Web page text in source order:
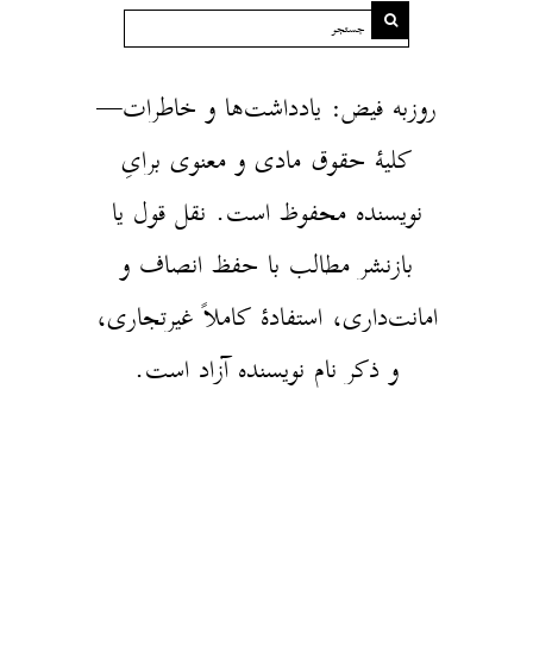
روزبه فیض: یادداشت‌ها و خاطرات—
کلیهٔ حقوق مادی و معنوی برایِ
نویسنده محفوظ است. نقل قول یا
بازنشر مطالب با حفظ انصاف و
امانت‌داری، استفادهٔ کاملاً غیرتجاری،
و ذکر نام نویسنده آزاد است.